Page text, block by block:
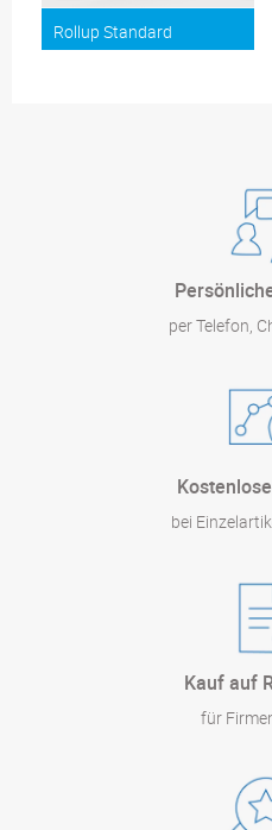
Rollup Standard
per Telefon,
bei
Kauf auf
für